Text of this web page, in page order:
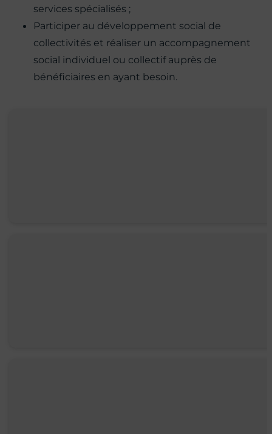
services spécialisés ;
Participer au développement social de
collectivités et réaliser un accompagnement
social individuel ou collectif auprès de
bénéficiaires en ayant besoin.